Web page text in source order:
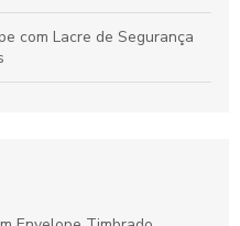
com Lacre de Segurança
para suas necessidades